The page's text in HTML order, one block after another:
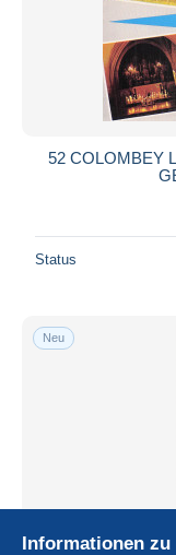
52 COLOMBEY
Status
Neu
Informationen zu